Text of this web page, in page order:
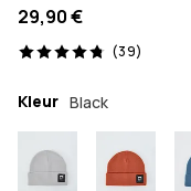
29,90 €
(39)
39 beoordelingen,
Kleur Black